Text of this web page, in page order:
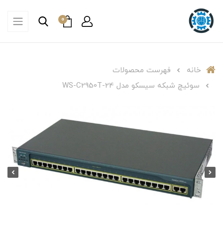
0
خانه
فهرست محصولات
سوئیچ شبکه سیسکو مدل WS-C2950T-24